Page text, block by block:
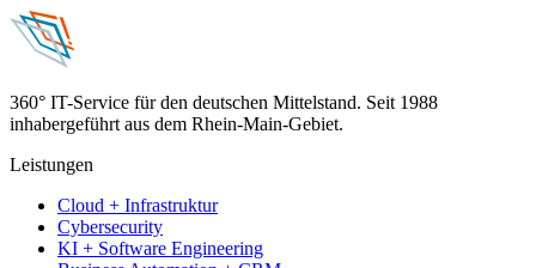
360° IT-Service für den deutschen Mittelstand. Seit 1988
inhabergeführt aus dem Rhein-Main-Gebiet.
Leistungen
Cloud + Infrastruktur
Cybersecurity
KI + Software Engineering